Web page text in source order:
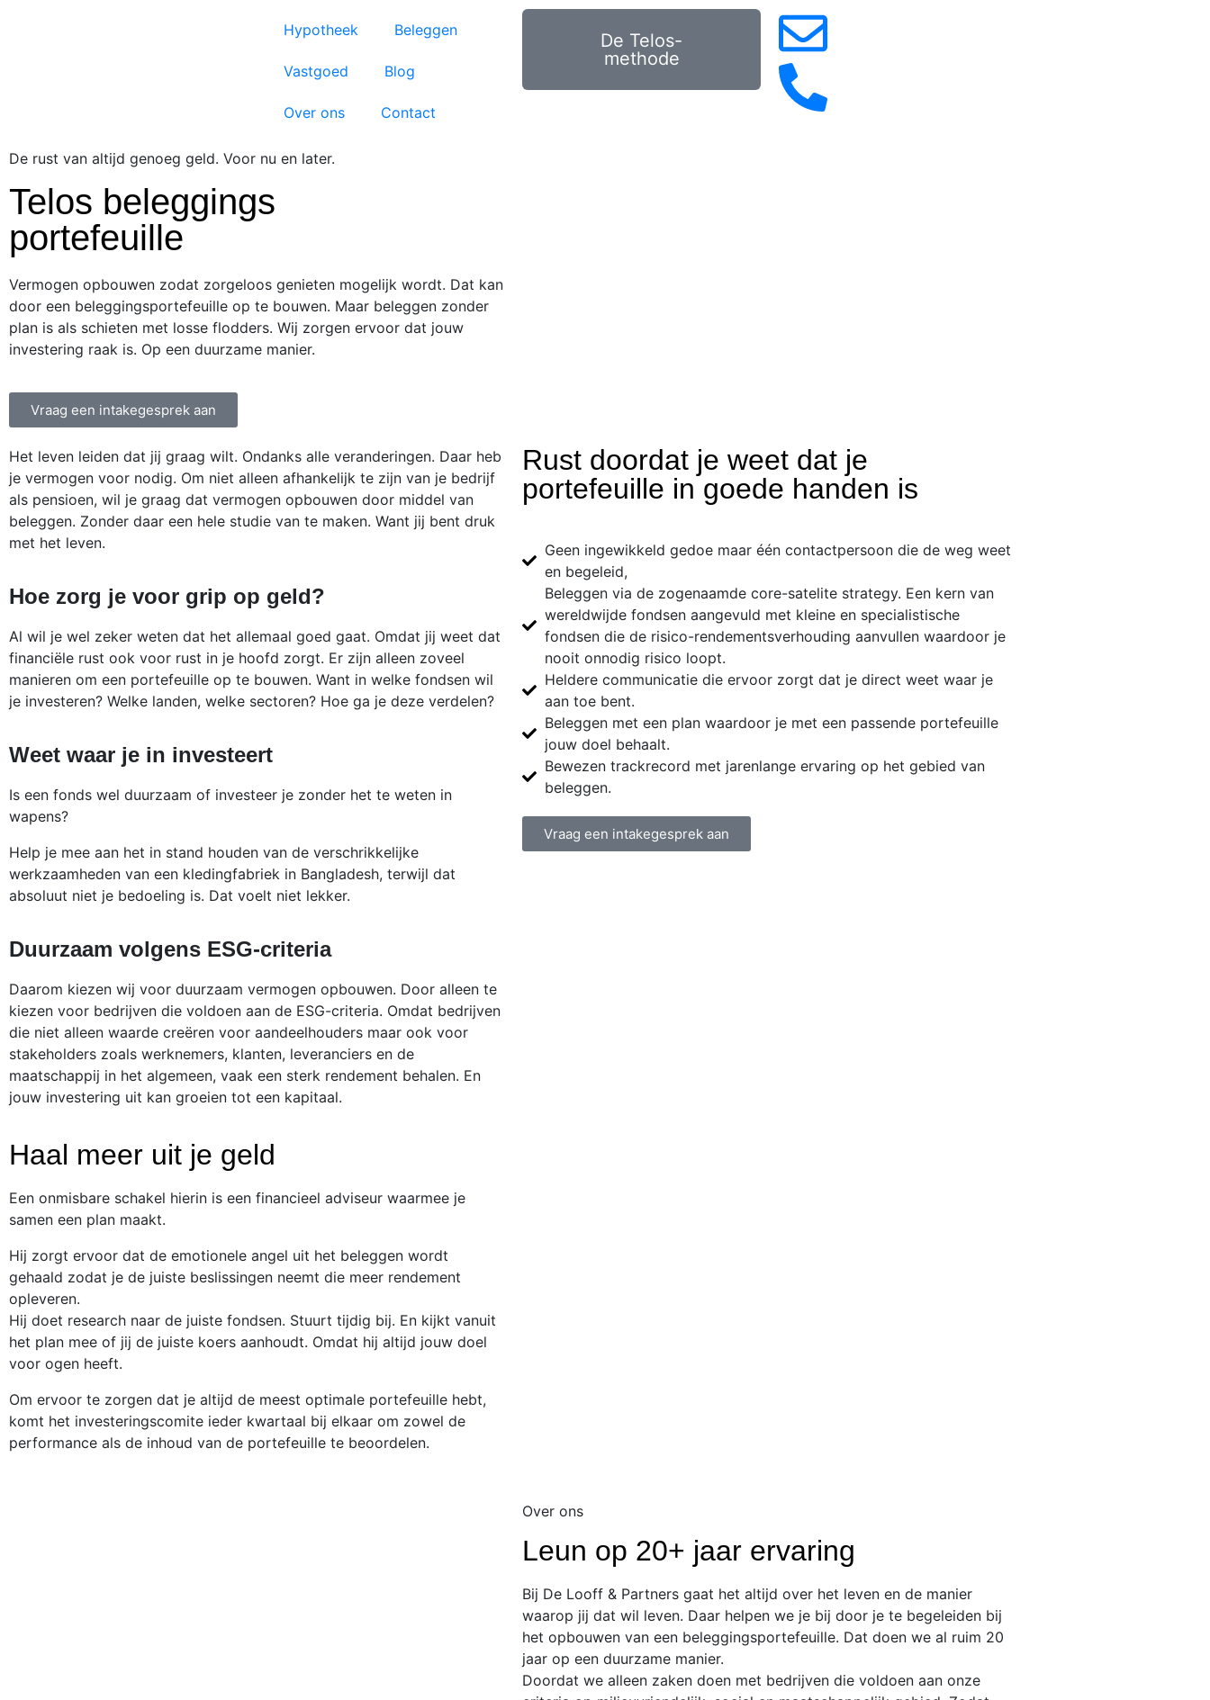
Hypotheek Beleggen
Vastgoed Blog
Over ons Contact
De Telos-
methode
De rust van altijd genoeg geld. Voor nu en later.
Telos beleggings
portefeuille
Vermogen opbouwen zodat zorgeloos genieten mogelijk wordt. Dat kan
door een beleggingsportefeuille op te bouwen. Maar beleggen zonder
plan is als schieten met losse flodders. Wij zorgen ervoor dat jouw
investering raak is. Op een duurzame manier.
Vraag een intakegesprek aan
Het leven leiden dat jij graag wilt. Ondanks alle veranderingen. Daar heb
je vermogen voor nodig. Om niet alleen afhankelijk te zijn van je bedrijf
als pensioen, wil je graag dat vermogen opbouwen door middel van
beleggen. Zonder daar een hele studie van te maken. Want jij bent druk
met het leven.
Hoe zorg je voor grip op geld?
Al wil je wel zeker weten dat het allemaal goed gaat. Omdat jij weet dat
financiële rust ook voor rust in je hoofd zorgt. Er zijn alleen zoveel
manieren om een portefeuille op te bouwen. Want in welke fondsen wil
je investeren? Welke landen, welke sectoren? Hoe ga je deze verdelen?
Weet waar je in investeert
Is een fonds wel duurzaam of investeer je zonder het te weten in
wapens?
Help je mee aan het in stand houden van de verschrikkelijke
werkzaamheden van een kledingfabriek in Bangladesh, terwijl dat
absoluut niet je bedoeling is. Dat voelt niet lekker.
Duurzaam volgens ESG-criteria
Daarom kiezen wij voor duurzaam vermogen opbouwen. Door alleen te
kiezen voor bedrijven die voldoen aan de ESG-criteria. Omdat bedrijven
die niet alleen waarde creëren voor aandeelhouders maar ook voor
stakeholders zoals werknemers, klanten, leveranciers en de
maatschappij in het algemeen, vaak een sterk rendement behalen. En
jouw investering uit kan groeien tot een kapitaal.
Haal meer uit je geld
Een onmisbare schakel hierin is een financieel adviseur waarmee je
samen een plan maakt.
Hij zorgt ervoor dat de emotionele angel uit het beleggen wordt
gehaald zodat je de juiste beslissingen neemt die meer rendement
opleveren.
Hij doet research naar de juiste fondsen. Stuurt tijdig bij. En kijkt vanuit
het plan mee of jij de juiste koers aanhoudt. Omdat hij altijd jouw doel
voor ogen heeft.
Om ervoor te zorgen dat je altijd de meest optimale portefeuille hebt,
komt het investeringscomite ieder kwartaal bij elkaar om zowel de
performance als de inhoud van de portefeuille te beoordelen.
Rust doordat je weet dat je
portefeuille in goede handen is
Geen ingewikkeld gedoe maar één contactpersoon die de weg weet
en begeleid,
Beleggen via de zogenaamde core-satelite strategy. Een kern van
wereldwijde fondsen aangevuld met kleine en specialistische
fondsen die de risico-rendementsverhouding aanvullen waardoor je
nooit onnodig risico loopt.
Heldere communicatie die ervoor zorgt dat je direct weet waar je
aan toe bent.
Beleggen met een plan waardoor je met een passende portefeuille
jouw doel behaalt.
Bewezen trackrecord met jarenlange ervaring op het gebied van
beleggen.
Vraag een intakegesprek aan
Over ons
Leun op 20+ jaar ervaring
Bij De Looff & Partners gaat het altijd over het leven en de manier
waarop jij dat wil leven. Daar helpen we je bij door je te begeleiden bij
het opbouwen van een beleggingsportefeuille. Dat doen we al ruim 20
jaar op een duurzame manier.
Doordat we alleen zaken doen met bedrijven die voldoen aan onze